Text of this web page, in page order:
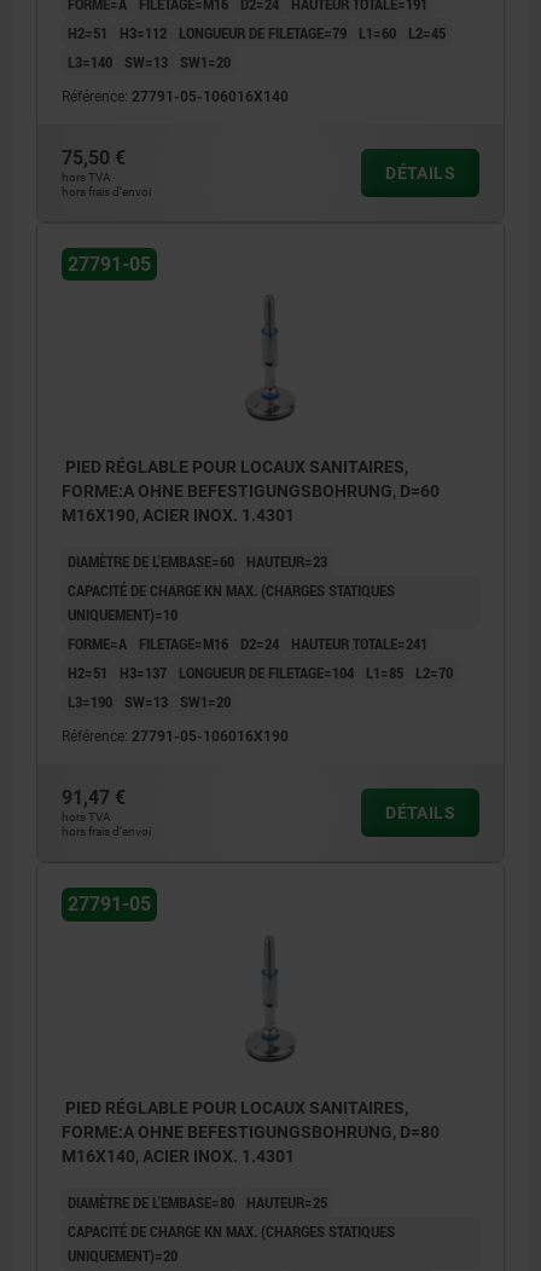
H2=51
H3=112 LONGUEUR DE FILETAGE=79 L1=60
L2=45
L3=140
SW=13 SW1=20
Référence: 27791-05-106016X140
75,50 €
hors TVA
hors frais d’envoi
DÉTAILS
27791-05
PIED RÉGLABLE POUR LOCAUX SANITAIRES,
FORME:A OHNE BEFESTIGUNGSBOHRUNG, D=60
M16X190, ACIER INOX. 1.4301
DIAMÈTRE DE L'EMBASE=60
HAUTEUR=23
CAPACITÉ DE CHARGE KN MAX. (CHARGES STATIQUES
UNIQUEMENT)=10
FORME=A
FILETAGE=M16 D2=24
HAUTEUR TOTALE=241
H2=51
H3=137 LONGUEUR DE FILETAGE=104 L1=85
L2=70
L3=190
SW=13 SW1=20
Référence: 27791-05-106016X190
91,47 €
hors TVA
hors frais d’envoi
DÉTAILS
27791-05
PIED RÉGLABLE POUR LOCAUX SANITAIRES,
FORME:A OHNE BEFESTIGUNGSBOHRUNG, D=80
M16X140, ACIER INOX. 1.4301
DIAMÈTRE DE L'EMBASE=80
HAUTEUR=25
CAPACITÉ DE CHARGE KN MAX. (CHARGES STATIQUES
UNIQUEMENT)=20